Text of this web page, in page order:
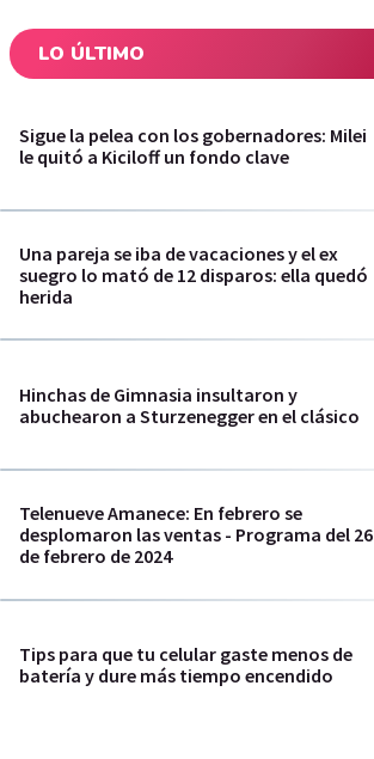
LO ÚLTIMO
Sigue la pelea con los gobernadores: Milei
le quitó a Kiciloff un fondo clave
Una pareja se iba de vacaciones y el ex
suegro lo mató de 12 disparos: ella quedó
herida
Hinchas de Gimnasia insultaron y
abuchearon a Sturzenegger en el clásico
Telenueve Amanece: En febrero se
desplomaron las ventas - Programa del 26
de febrero de 2024
Tips para que tu celular gaste menos de
batería y dure más tiempo encendido